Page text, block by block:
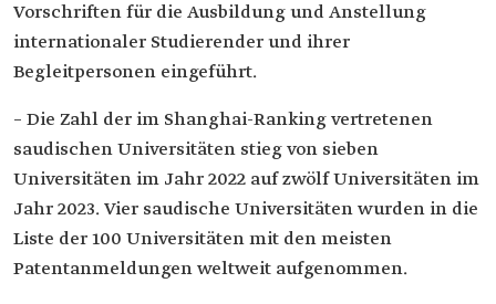
Vorschriften für die Ausbildung und Anstellung
internationaler Studierender und ihrer
Begleitpersonen eingeführt.
– Die Zahl der im Shanghai-Ranking vertretenen
saudischen Universitäten stieg von sieben
Universitäten im Jahr 2022 auf zwölf Universitäten im
Jahr 2023. Vier saudische Universitäten wurden in die
Liste der 100 Universitäten mit den meisten
Patentanmeldungen weltweit aufgenommen.